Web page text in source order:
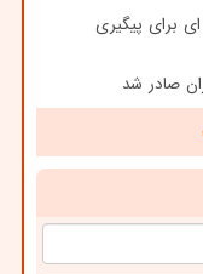
برای پیگیری
صادر شد